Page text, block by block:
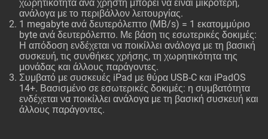
χωρητικότητα ανά χρήστη μπορεί να είναι μικρότερη,
ανάλογα με το περιβάλλον λειτουργίας.
1 megabyte ανά δευτερόλεπτο (MB/s) = 1 εκατομμύριο
byte ανά δευτερόλεπτο. Με βάση τις εσωτερικές δοκιμές:
Η απόδοση ενδέχεται να ποικίλλει ανάλογα με τη βασική
συσκευή, τις συνθήκες χρήσης, τη χωρητικότητα της
μονάδας και άλλους παράγοντες.
Συμβατό με συσκευές iPad με θύρα USB-C και iPadOS
14+. Βασισμένο σε εσωτερικές δοκιμές: η συμβατότητα
ενδέχεται να ποικίλλει ανάλογα με τη βασική συσκευή και
άλλους παράγοντες.